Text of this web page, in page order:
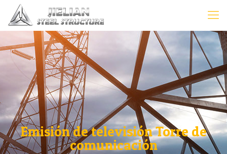
Emisión de televisión Torre de
comunicación